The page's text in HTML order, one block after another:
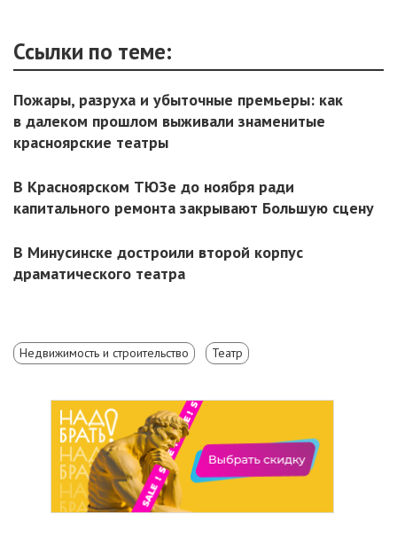
Ссылки по теме:
Пожары, разруха и убыточные премьеры: как
в далеком прошлом выживали знаменитые
красноярские театры
В Красноярском ТЮЗе до ноября ради
капитального ремонта закрывают Большую сцену
В Минусинске достроили второй корпус
драматического театра
Недвижимость и строительство Театр